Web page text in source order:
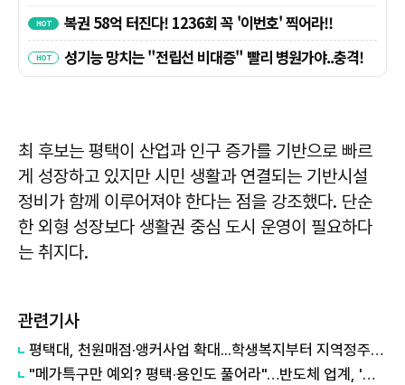
최 후보는 평택이 산업과 인구 증가를 기반으로 빠르
게 성장하고 있지만 시민 생활과 연결되는 기반시설
정비가 함께 이루어져야 한다는 점을 강조했다. 단순
한 외형 성장보다 생활권 중심 도시 운영이 필요하다
는 취지다.
관련기사
평택대, 천원매점·앵커사업 확대...학생복지부터 지역정주까지 연결
"메가특구만 예외? 평택·용인도 풀어라"…반도체 업계, '반쪽 규제완화' 반발